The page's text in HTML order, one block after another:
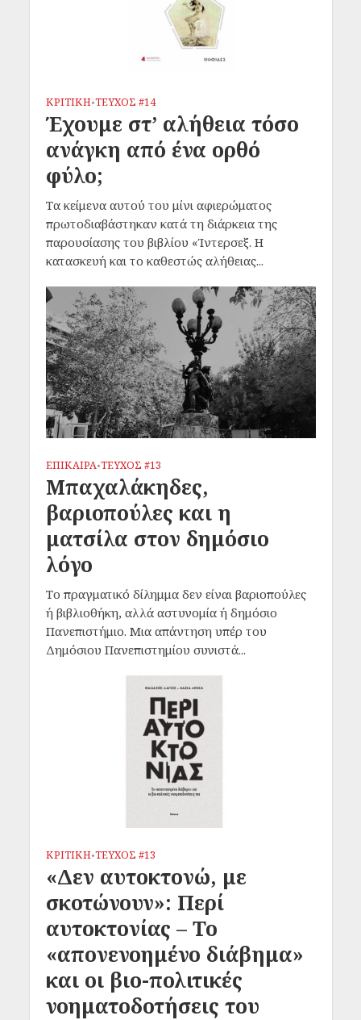
ΚΡΙΤΙΚΗ•ΤΕΥΧΟΣ #14
Έχουμε στ’ αλήθεια τόσο
ανάγκη από ένα ορθό
φύλο;
Τα κείμενα αυτού του μίνι αφιερώματος
πρωτοδιαβάστηκαν κατά τη διάρκεια της
παρουσίασης του βιβλίου «Ίντερσεξ. Η
κατασκευή και το καθεστώς αλήθειας...
ΕΠΙΚΑΙΡΑ•ΤΕΥΧΟΣ #13
Μπαχαλάκηδες,
βαριοπούλες και η
ματσίλα στον δημόσιο
λόγο
Το πραγματικό δίλημμα δεν είναι βαριοπούλες
ή βιβλιοθήκη, αλλά αστυνομία ή δημόσιο
Πανεπιστήμιο. Μια απάντηση υπέρ του
Δημόσιου Πανεπιστημίου συνιστά...
ΚΡΙΤΙΚΗ•ΤΕΥΧΟΣ #13
«Δεν αυτοκτονώ, με
σκοτώνουν»: Περί
αυτοκτονίας – Το
«απονενοημένο διάβημα»
και οι βιο-πολιτικές
νοηματοδοτήσεις του